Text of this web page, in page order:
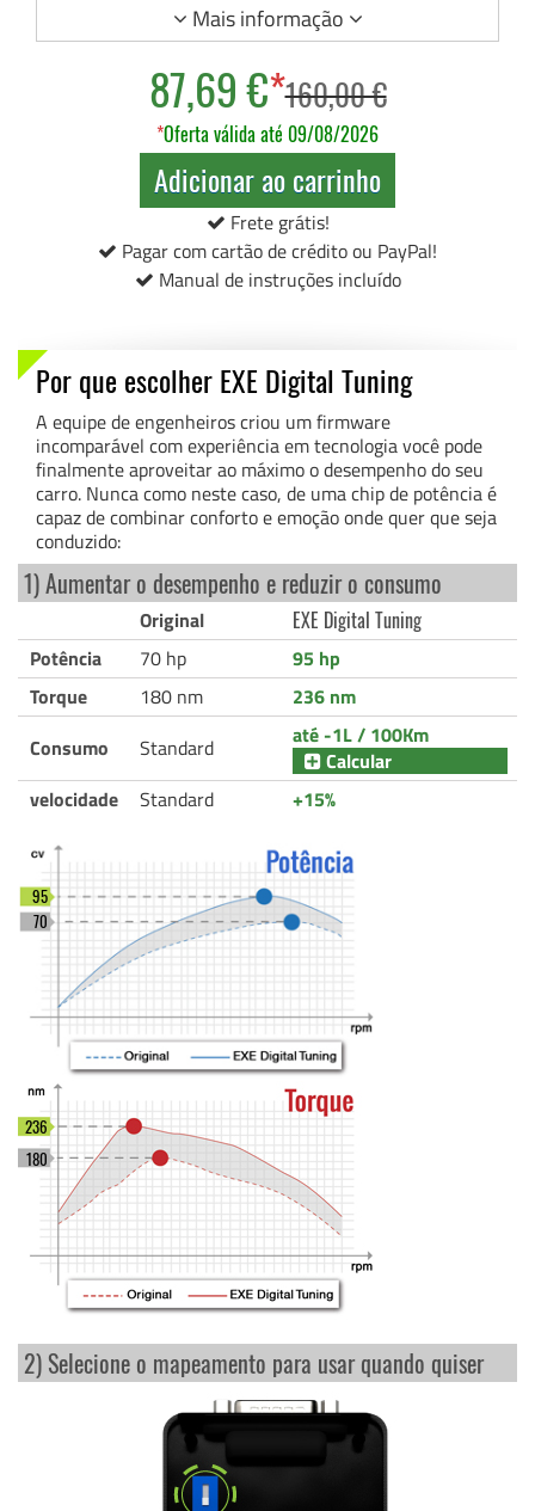
Mais informação
87,69 €*160,00 €
*Oferta válida até 09/08/2026
Adicionar ao carrinho
Frete grátis!
Pagar com cartão de crédito ou PayPal!
Manual de instruções incluído
Por que escolher EXE Digital Tuning
A equipe de engenheiros criou um firmware
incomparável com experiência em tecnologia você pode
finalmente aproveitar ao máximo o desempenho do seu
carro. Nunca como neste caso, de uma chip de potência é
capaz de combinar conforto e emoção onde quer que seja
conduzido:
1) Aumentar o desempenho e reduzir o consumo
Original
EXE Digital Tuning
Potência
70 hp
95 hp
Torque
180 nm
236 nm
Consumo
Standard
até -1L / 100Km
Calcular
velocidade
Standard +15%
70
95
180
236
2) Selecione o mapeamento para usar quando quiser